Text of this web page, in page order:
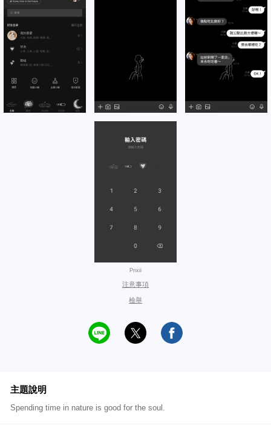
Prixii
注意事項
檢舉
主題說明
Spending time in nature is good for the soul.